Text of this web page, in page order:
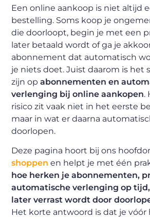
Een online aankoop is niet altijd
bestelling. Soms koop je
die doorloopt, begin je met een
later betaald wordt of ga je
abonnement dat automatisch
je niets doet. Juist daarom is het
zijn opabonnementen en
verlenging bij online aankopen.
risico zit vaak niet in het eerste
maar in wat er daarna
doorlopen.
Deze pagina hoort bij ons
shoppen en helpt je met één
hoe herken je abonnementen,
automatische verlenging op
later verrast wordt door
Het korte antwoord is dat je vóór